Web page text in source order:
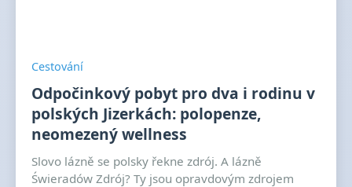
Cestování
Odpočinkový pobyt pro dva i rodinu v
polských Jizerkách: polopenze,
neomezený wellness
Slovo lázně se polsky řekne zdrój. A lázně
Świeradów Zdrój? Ty jsou opravdovým zdrojem